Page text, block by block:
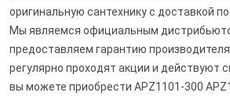
оригинальную сантехнику с доставкой
Мы являемся официальным
предоставляем гарантию
регулярно проходят акции и действуют
вы можете приобрести APZ1101-300